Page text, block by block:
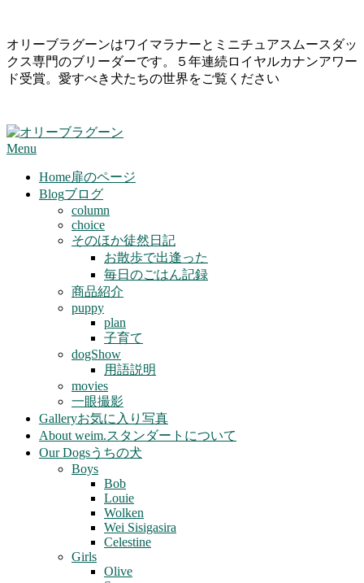
Skip
to
content
オリーブラグーンはワイマラナーとミニチュアスムースダッ
クス専門のブリーダーです。５年連続ロイヤルカナンアワー
ド受賞。愛すべき犬たちの世界をご覧ください
Primary
Menu
Menu
Home扉のページ
Blogブログ
column
choice
そのほか徒然日記
お散歩で出逢った
毎日のごはん記録
商品紹介
puppy
plan
子育て
dogShow
用語説明
movies
一眼撮影
Galleryお気に入り写真
About weim.スタンダートについて
Our Dogsうちの犬
Boys
Bob
Louie
Wolken
Wei Sisigasira
Celestine
Girls
Olive